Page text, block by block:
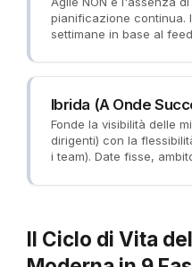
pianificazione continua.
settimane in base al
Ibrida (A Onde
Fonde la visibilità delle
dirigenti) con la
i team). Date fisse,
Il Ciclo di Vita